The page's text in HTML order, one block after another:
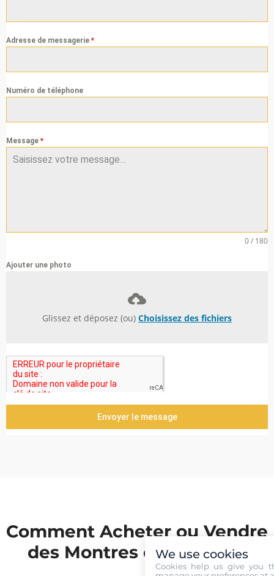
Adresse de messagerie *
Numéro de téléphone
Message *
0 / 180
Ajouter une photo
Glissez et déposez (ou) Choisissez des fichiers
Envoyer le message
Comment Acheter ou Vendre
des Montres en France ?
We use cookies
Cookies help us give you